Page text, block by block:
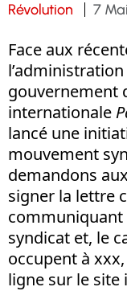
Révolution 7
Face aux
gouvernement
internationale
lancé une
mouvement
demandons
signer la lettre
communiquant
syndicat et, le
occupent à
ligne sur le site